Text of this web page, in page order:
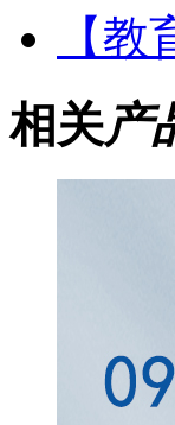
【
相关产